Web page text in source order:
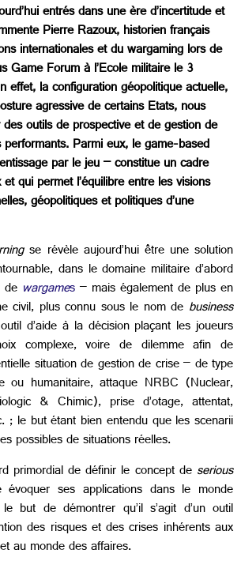
entrés dans une ère d’incertitude et
Pierre Razoux, historien français
internationales et du wargaming lors de
Game Forum à l’Ecole militaire le 3
effet, la configuration géopolitique actuelle,
agressive de certains Etats, nous
outils de prospective et de gestion de
Parmi eux, le game-based
par le jeu – constitue un cadre
qui permet l’équilibre entre les visions
géopolitiques et politiques d’une
se révèle aujourd’hui être une solution
dans le domaine militaire d’abord
wargames– mais également de plus en
civil, plus connu sous le nom de business
d’aide à la décision plaçant les joueurs
complexe, voire de dilemme afin de
situation de gestion de crise – de type
ou humanitaire, attaque NRBC (Nuclear,
& Chimic), prise d’otage, attentat,
; le but étant bien entendu que les scenarii
possibles de situations réelles.
primordial de définir le concept de serious
ses applications dans le monde
but de démontrer qu’il s’agit d’un outil
des risques et des crises inhérents aux
au monde des affaires.